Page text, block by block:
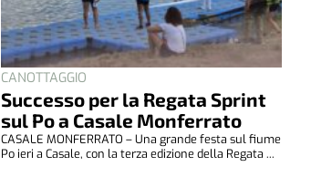
CANOTTAGGIO
Successo per la Regata Sprint
sul Po a Casale Monferrato
CASALE MONFERRATO – Una grande festa sul fiume
Po ieri a Casale, con la terza edizione della Regata ...